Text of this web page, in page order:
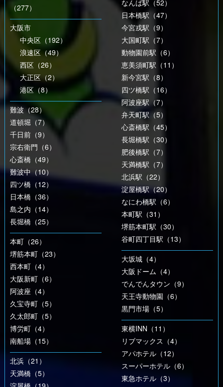
（277）
大阪市
中央区（192）
浪速区（49）
西区（26）
大正区（2）
港区（8）
難波（28）
道頓堀（7）
千日前（9）
宗右衛門（6）
心斎橋（49）
難波中（10）
四ツ橋（12）
日本橋（36）
島之内（14）
長堀橋（25）
本町（26）
堺筋本町（23）
西本町（4）
大阪新町（6）
阿波座（4）
久宝寺町（5）
久太郎町（5）
博労町（4）
南船場（15）
北浜（21）
天満橋（5）
なんば駅（52）
日本橋駅（47）
今宮戎駅（9）
大国町駅（7）
動物園前駅（6）
恵美須町駅（11）
新今宮駅（8）
四ツ橋駅（16）
阿波座駅（7）
弁天町駅（5）
心斎橋駅（45）
長堀橋駅（30）
肥後橋駅（7）
天満橋駅（7）
北浜駅（22）
淀屋橋駅（20）
なにわ橋駅（6）
本町駅（31）
堺筋本町駅（30）
谷町四丁目駅（13）
大坂城（4）
大阪ドーム（4）
でんでんタウン（9）
天王寺動物園（6）
黒門市場（5）
東横INN（11）
リブマックス（4）
アパホテル（12）
スーパーホテル（6）
東急ホテル（3）